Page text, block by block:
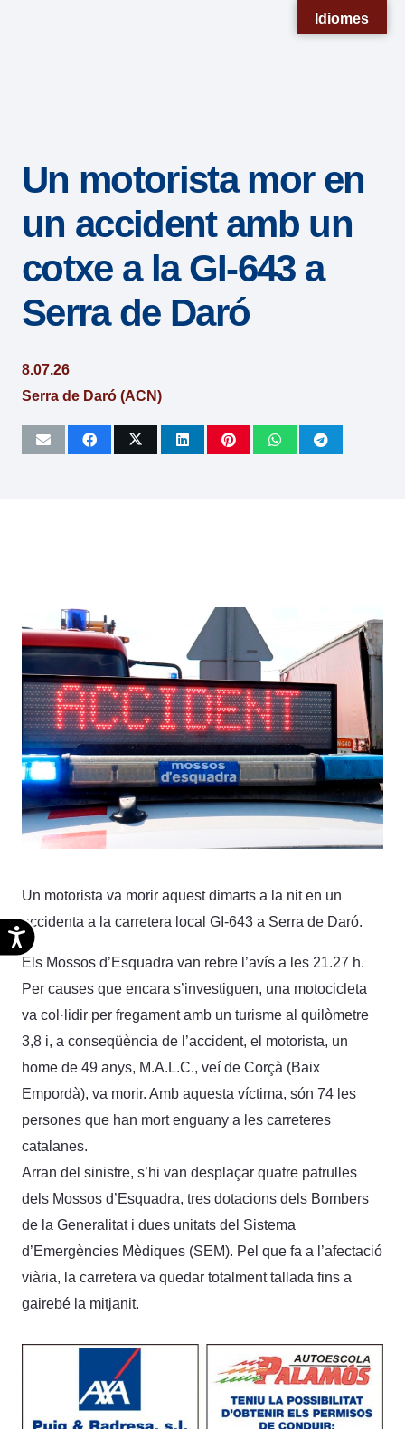
sistema
accesibilidad.
Accesibilidad
Un motorista mor en
un accident amb un
cotxe a la GI-643 a
Serra de Daró
8.07.26
Serra de Daró (ACN)
Un motorista va morir aquest dimarts a la nit en un
accidenta a la carretera local GI-643 a Serra de Daró.
Els Mossos d’Esquadra van rebre l’avís a les 21.27 h.
Per causes que encara s’investiguen, una motocicleta
va col·lidir per fregament amb un turisme al quilòmetre
3,8 i, a conseqüència de l’accident, el motorista, un
home de 49 anys, M.A.L.C., veí de Corçà (Baix
Empordà), va morir. Amb aquesta víctima, són 74 les
persones que han mort enguany a les carreteres
catalanes.
Arran del sinistre, s’hi van desplaçar quatre patrulles
dels Mossos d’Esquadra, tres dotacions dels Bombers
de la Generalitat i dues unitats del Sistema
d’Emergències Mèdiques (SEM). Pel que fa a l’afectació
viària, la carretera va quedar totalment tallada fins a
gairebé la mitjanit.
Idiomes